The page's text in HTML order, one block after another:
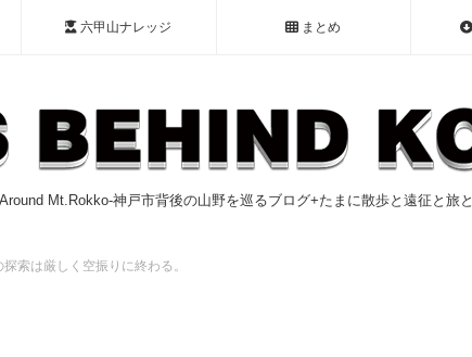
六甲山ナレッジ まとめ
Mt.Rokko-神戸市背後の山野を巡るブログ+たまに散歩と遠征と旅と
索は厳しく空振りに終わる。